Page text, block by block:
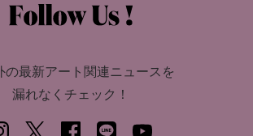
の最新アート関連ニュースを
漏れなくチェック！